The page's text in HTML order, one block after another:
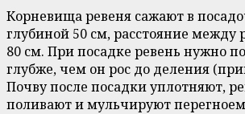
Корневища ревеня сажают в
глубиной 50 см, расстояние между
80 см. При посадке ревень нужно
глубже, чем он рос до деления
Почву после посадки уплотняют,
поливают и мульчируют